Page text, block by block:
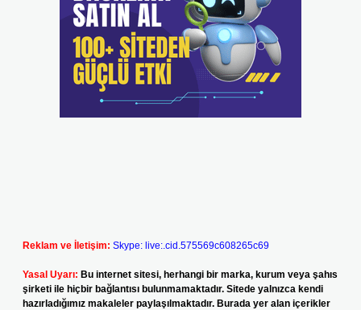
Reklam ve İletişim: Skype: live:.cid.575569c608265c69
Yasal Uyarı: Bu internet sitesi, herhangi bir marka, kurum veya şahıs
şirketi ile hiçbir bağlantısı bulunmamaktadır. Sitede yalnızca kendi
hazırladığımız makaleler paylaşılmaktadır. Burada yer alan içerikler